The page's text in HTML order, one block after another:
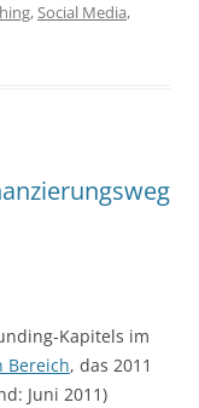
,Social Media,
Kapitels im
Bereich, das 2011
Juni 2011)